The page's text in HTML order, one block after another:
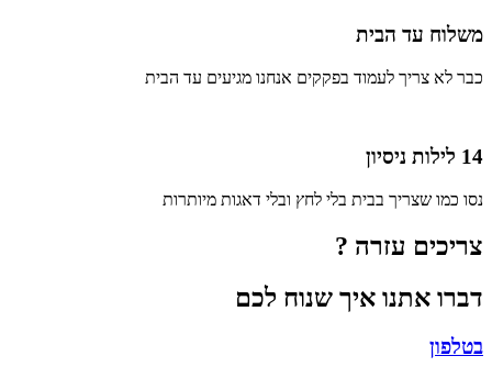
משלוח עד הבית
כבר לא צריך לעמוד בפקקים אנחנו מגיעים עד הבית
14 לילות ניסיון
נסו כמו שצריך בבית בלי לחץ ובלי דאגות מיותרות
צריכים עזרה ?
דברו אתנו איך שנוח לכם
בטלפון